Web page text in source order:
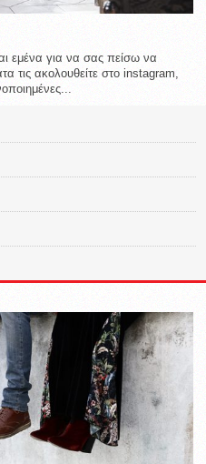
εμένα για να σας πείσω να
τις ακολουθείτε στο instagram,